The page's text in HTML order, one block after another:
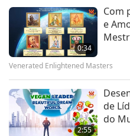
Traços Culturais Ao Redor do Mundo
0:34
Com
e
Venerated Enlightened Masters
2:55
de
do